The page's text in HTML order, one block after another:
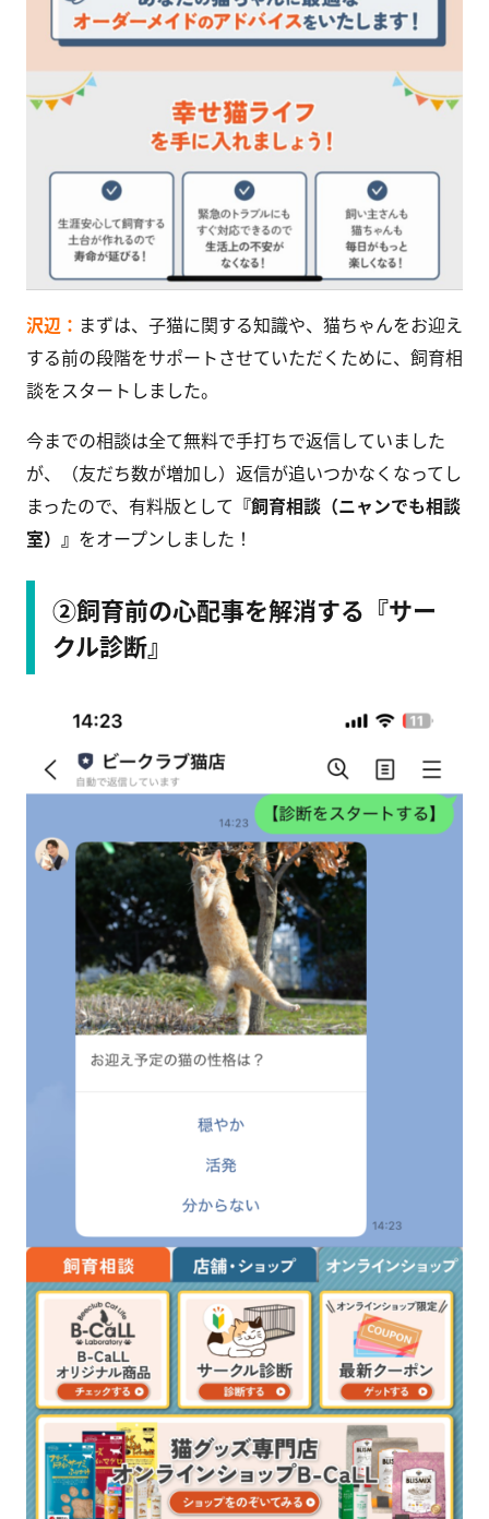
沢辺： まずは、子猫に関する知識や、猫ちゃんをお迎え
する前の段階をサポートさせていただくために、飼育相
談をスタートしました。
今までの相談は全て無料で手打ちで返信していました
が、（友だち数が増加し）返信が追いつかなくなってし
まったので、有料版として 『飼育相談（ニャンでも相談
室）』 をオープンしました！
②飼育前の心配事を解消する『サー
クル診断』